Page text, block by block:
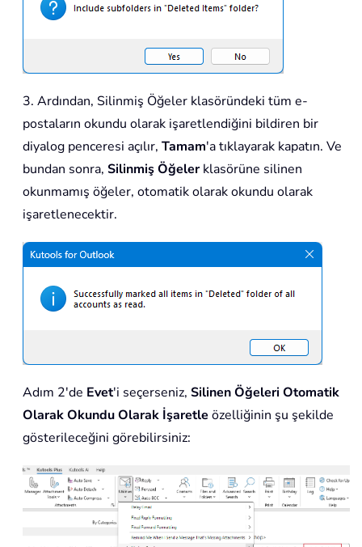
3. Ardından, Silinmiş Öğeler klasöründeki tüm e-
postaların okundu olarak işaretlendiğini bildiren bir
diyalog penceresi açılır, Tamam'a tıklayarak kapatın. Ve
bundan sonra, Silinmiş Öğelerklasörüne silinen
okunmamış öğeler, otomatik olarak okundu olarak
işaretlenecektir.
Adım 2'de Evet'i seçerseniz, Silinen Öğeleri Otomatik
Olarak Okundu Olarak İşaretle özelliğinin şu şekilde
gösterileceğini görebilirsiniz: